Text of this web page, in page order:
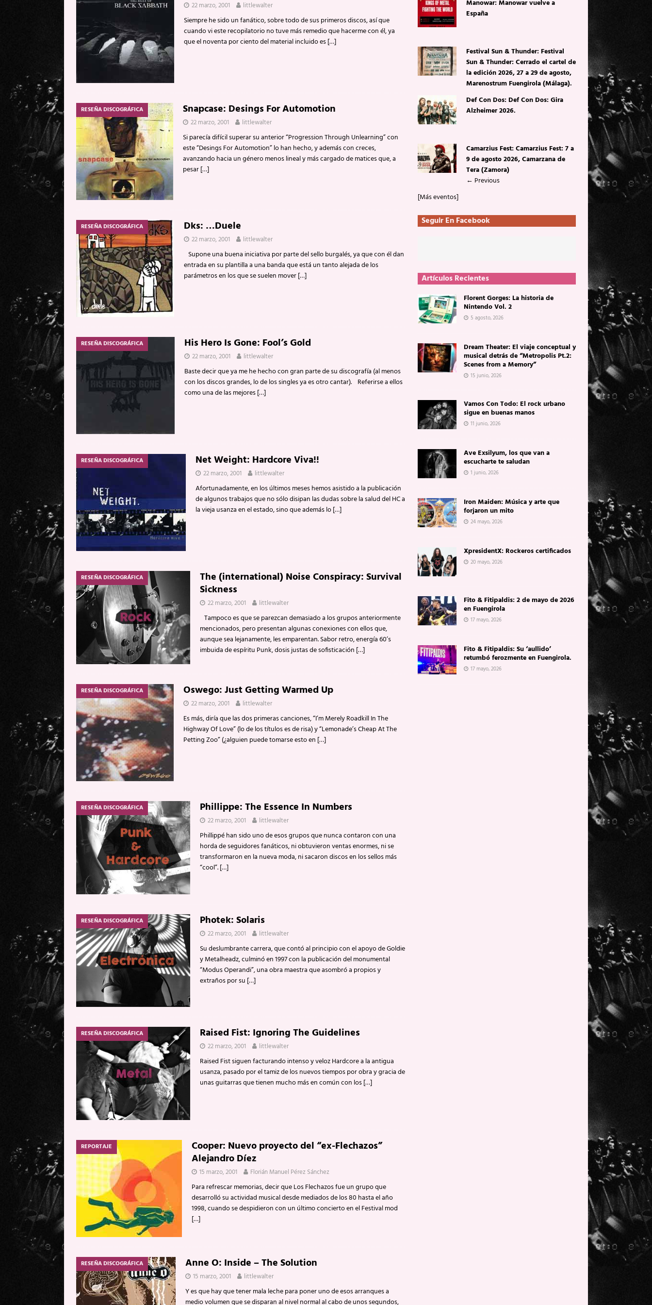
22 marzo, 2001 littlewalter
Siempre he sido un fanático, sobre todo de sus primeros discos, así que
cuando vi este recopilatorio no tuve más remedio que hacerme con él, ya
que el noventa por ciento del material incluido es[…]
RESEÑA DISCOGRÁFICA Snapcase: Desings For Automotion
22 marzo, 2001 littlewalter
Si parecía difícil superar su anterior “Progression Through Unlearning” con
este “Desings For Automotion” lo han hecho, y además con creces,
avanzando hacia un género menos lineal y más cargado de matices que, a
pesar[…]
RESEÑA DISCOGRÁFICA Dks: …Duele
22 marzo, 2001 littlewalter
Supone una buena iniciativa por parte del sello burgalés, ya que con él dan
entrada en su plantilla a una banda que está un tanto alejada de los
parámetros en los que se suelen mover[…]
RESEÑA DISCOGRÁFICA His Hero Is Gone: Fool’s Gold
22 marzo, 2001 littlewalter
Baste decir que ya me he hecho con gran parte de su discografía (al menos
con los discos grandes, lo de los singles ya es otro cantar). Referirse a ellos
como una de las mejores[…]
RESEÑA DISCOGRÁFICA Net Weight: Hardcore Viva!!
22 marzo, 2001 littlewalter
Afortunadamente, en los últimos meses hemos asistido a la publicación
de algunos trabajos que no sólo disipan las dudas sobre la salud del HC a
la vieja usanza en el estado, sino que además lo[…]
RESEÑA DISCOGRÁFICA
The (international) Noise Conspiracy: Survival
Sickness
22 marzo, 2001 littlewalter
Tampoco es que se parezcan demasiado a los grupos anteriormente
mencionados, pero presentan algunas conexiones con ellos que,
aunque sea lejanamente, les emparentan. Sabor retro, energía 60’s
imbuida de espíritu Punk, dosis justas de sofisticación […]
RESEÑA DISCOGRÁFICA Oswego: Just Getting Warmed Up
22 marzo, 2001 littlewalter
Es más, diría que las dos primeras canciones, “I’m Merely Roadkill In The
Highway Of Love” (lo de los títulos es de risa) y “Lemonade’s Cheap At The
Petting Zoo” (¿alguien puede tomarse esto en […]
RESEÑA DISCOGRÁFICA Phillippe: The Essence In Numbers
22 marzo, 2001 littlewalter
Phillippé han sido uno de esos grupos que nunca contaron con una
horda de seguidores fanáticos, ni obtuvieron ventas enormes, ni se
transformaron en la nueva moda, ni sacaron discos en los sellos más
“cool”.[…]
RESEÑA DISCOGRÁFICA Photek: Solaris
22 marzo, 2001 littlewalter
Su deslumbrante carrera, que contó al principio con el apoyo de Goldie
y Metalheadz, culminó en 1997 con la publicación del monumental
“Modus Operandi”, una obra maestra que asombró a propios y
extraños por su […]
RESEÑA DISCOGRÁFICA Raised Fist: Ignoring The Guidelines
22 marzo, 2001 littlewalter
Raised Fist siguen facturando intenso y veloz Hardcore a la antigua
usanza, pasado por el tamiz de los nuevos tiempos por obra y gracia de
unas guitarras que tienen mucho más en común con los[…]
REPORTAJE
Cooper: Nuevo proyecto del “ex-Flechazos”
Alejandro Díez
15 marzo, 2001 Florián Manuel Pérez Sánchez
Para refrescar memorias, decir que Los Flechazos fue un grupo que
desarrolló su actividad musical desde mediados de los 80 hasta el año
1998, cuando se despidieron con un último concierto en el Festival mod
[…]
RESEÑA DISCOGRÁFICA Anne O: Inside – The Solution
15 marzo, 2001 littlewalter
Y es que hay que tener mala leche para poner uno de esos arranques a
medio volumen que se disparan al nivel normal al cabo de unos segundos,
Manowar: Manowar vuelve a
España
Festival Sun & Thunder: Festival
Sun & Thunder: Cerrado el cartel de
la edición 2026, 27 a 29 de agosto,
Marenostrum Fuengirola (Málaga).
Def Con Dos: Def Con Dos: Gira
Alzheimer 2026.
Camarzius Fest: Camarzius Fest: 7 a
9 de agosto 2026, Camarzana de
Tera (Zamora)
← Previous
[Más eventos]
Seguir En Facebook
Artículos Recientes
Florent Gorges: La historia de
Nintendo Vol. 2
5 agosto, 2026
Dream Theater: El viaje conceptual y
musical detrás de “Metropolis Pt.2:
Scenes from a Memory”
15 junio, 2026
Vamos Con Todo: El rock urbano
sigue en buenas manos
11 junio, 2026
Ave Exsilyum, los que van a
escucharte te saludan
1 junio, 2026
Iron Maiden: Música y arte que
forjaron un mito
24 mayo, 2026
XpresidentX: Rockeros certificados
20 mayo, 2026
Fito & Fitipaldis: 2 de mayo de 2026
en Fuengirola
17 mayo, 2026
Fito & Fitipaldis: Su ‘aullido’
retumbó ferozmente en Fuengirola.
17 mayo, 2026